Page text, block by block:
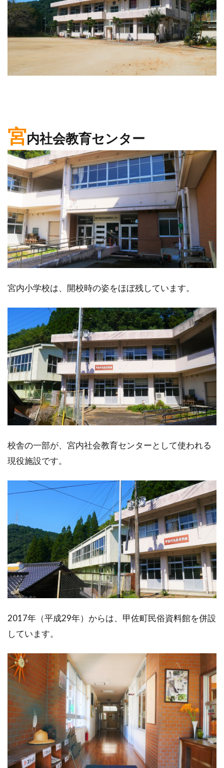
宮内社会教育センター
宮内小学校は、開校時の姿をほぼ残しています。
校舎の一部が、宮内社会教育センターとして使われる
現役施設です。
2017年（平成29年）からは、甲佐町民俗資料館を併設
しています。